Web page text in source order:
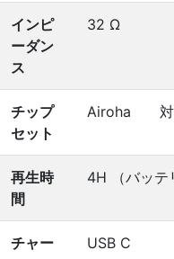
インピ
ーダン
ス
32 Ω
チップ
セット
Airoha 対
再生時
間
4H （バッテ
チャー
USB C